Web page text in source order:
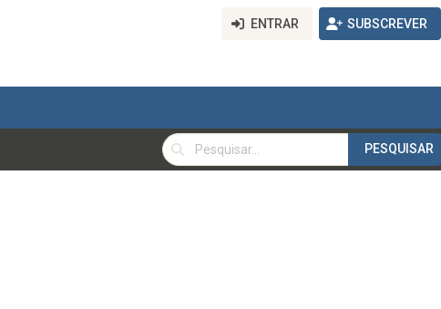
ENTRAR SUBSCREVER
PESQUISAR
PESQUISAR